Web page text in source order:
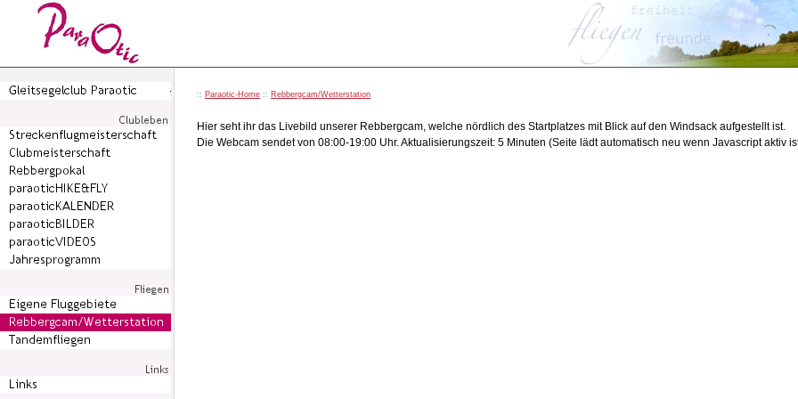
:: Paraotic-Home :: Rebbergcam/Wetterstation
Hier seht ihr das Livebild unserer Rebbergcam, welche nördlich des Startplatzes mit Blick auf den Windsack aufgestellt ist.
Die Webcam sendet von 08:00-19:00 Uhr. Aktualisierungszeit: 5 Minuten (Seite lädt automatisch neu wenn Javascript aktiv